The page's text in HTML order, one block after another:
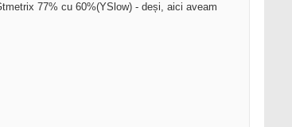
77% cu 60%(YSlow) - deși, aici aveam